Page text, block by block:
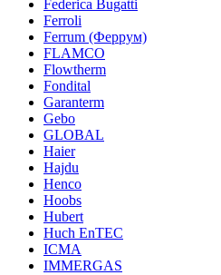
Federica Bugatti
Ferroli
Ferrum (Феррум)
FLAMCO
Flowtherm
Fondital
Garanterm
Gebo
GLOBAL
Haier
Hajdu
Henco
Hoobs
Hubert
Huch EnTEC
ICMA
IMMERGAS